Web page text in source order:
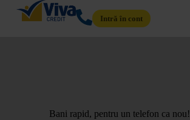
Intră în cont
Bani rapid, pentru un telefon ca nou!